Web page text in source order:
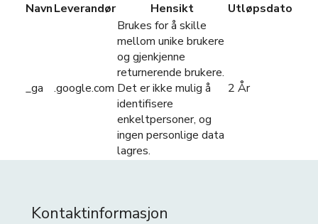
NavnLeverandør Hensikt Utløpsdato
_ga .google.com
Brukes for å skille
mellom unike brukere
og gjenkjenne
returnerende brukere.
Det er ikke mulig å
identifisere
enkeltpersoner, og
ingen personlige data
lagres.
2 År
Kontaktinformasjon